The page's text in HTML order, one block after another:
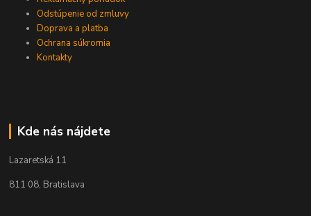
Odstúpenie od zmluvy
Doprava a platba
Ochrana súkromia
Kontakty
Kde nás nájdete
Lazaretská 11
811 08, Bratislava